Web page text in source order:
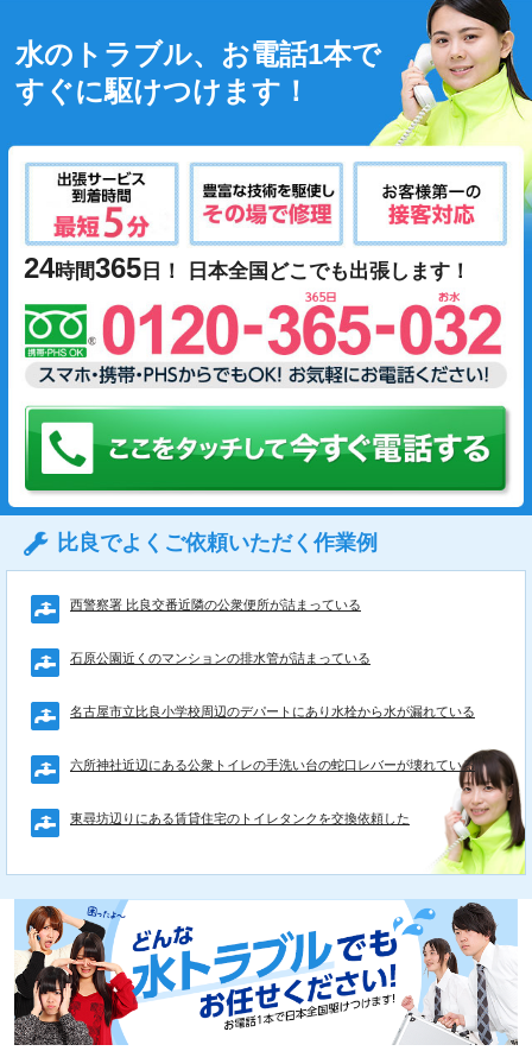
水のトラブル、お電話1本で
すぐに駆けつけます！
24時間365日！ 日本全国どこでも出張します！
比良でよくご依頼いただく作業例
西警察署 比良交番近隣の公衆便所が詰まっている
石原公園近くのマンションの排水管が詰まっている
名古屋市立比良小学校周辺のデパートにあり水栓から水が漏れている
六所神社近辺にある公衆トイレの手洗い台の蛇口レバーが壊れている
東尋坊辺りにある賃貸住宅のトイレタンクを交換依頼した